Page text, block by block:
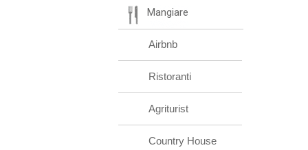
Mangiare
Airbnb
Ristoranti
Agriturist
Country House